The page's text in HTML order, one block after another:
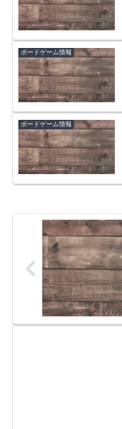
ボードゲーム情報
ボードゲーム情報